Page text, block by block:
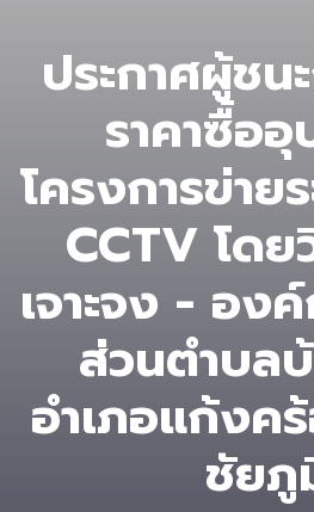
ประกาศผู้ชน
ราคาซื้อ
โครงการข่าย
CCTV โดย
เจาะจง - อง
ส่วนตําบล
อำเภอแก้งค
ชัยภู